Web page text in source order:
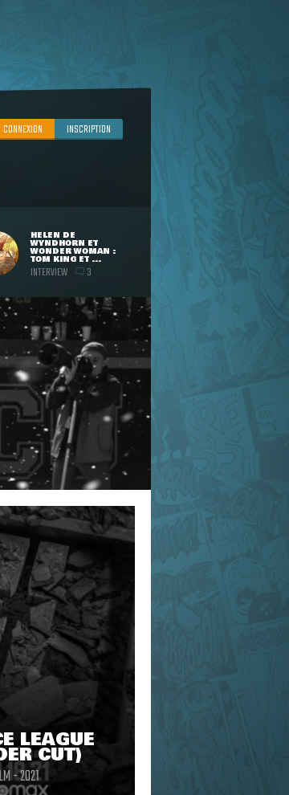
CONNEXION INSCRIPTION
HELEN DE
WYNDHORN ET
WONDER WOMAN :
TOM KING ET ...
INTERVIEW 3
LEAGUE
CUT)
- 2021